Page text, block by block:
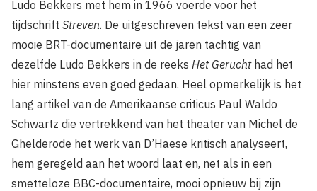
Ludo Bekkers met hem in 1966 voerde voor het
tijdschrift Streven. De uitgeschreven tekst van een zeer
mooie BRT-documentaire uit de jaren tachtig van
dezelfde Ludo Bekkers in de reeks Het Geruchthad het
hier minstens even goed gedaan. Heel opmerkelijk is het
lang artikel van de Amerikaanse criticus Paul Waldo
Schwartz die vertrekkend van het theater van Michel de
Ghelderode het werk van D’Haese kritisch analyseert,
hem geregeld aan het woord laat en, net als in een
smetteloze BBC-documentaire, mooi opnieuw bij zijn